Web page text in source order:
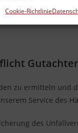
Cookie-Richtlinie
zu ermitteln
Service des
des